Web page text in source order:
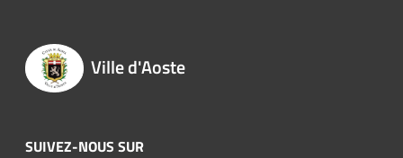
Ville d'Aoste
SUIVEZ-NOUS SUR